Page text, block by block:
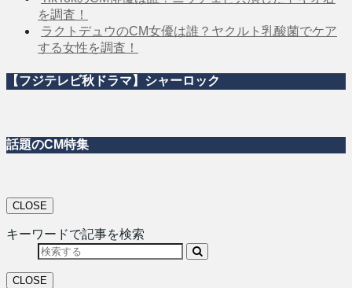
を調査！
ラクトデュウのCM女優は誰？ヤクルト乳酸菌でケア
する女性を調査！
【フジテレビ秋ドラマ】シャーロック
話題のCM特集
CLOSE
キーワードで記事を検索
CLOSE